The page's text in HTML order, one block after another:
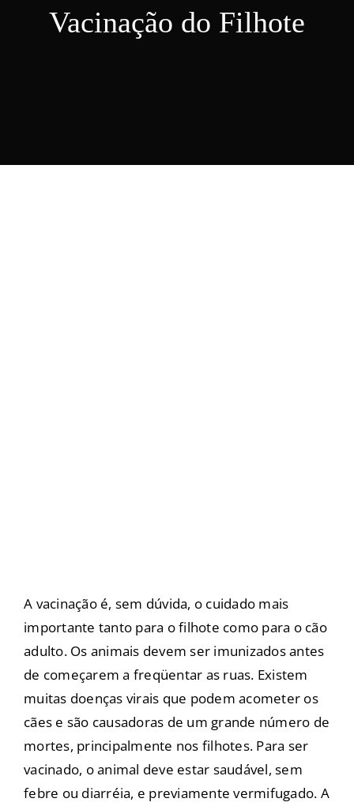
Vacinação do Filhote
A vacinação é, sem dúvida, o cuidado mais
importante tanto para o filhote como para o cão
adulto. Os animais devem ser imunizados antes
de começarem a freqüentar as ruas. Existem
muitas doenças virais que podem acometer os
cães e são causadoras de um grande número de
mortes, principalmente nos filhotes. Para ser
vacinado, o animal deve estar saudável, sem
febre ou diarréia, e previamente vermifugado. A